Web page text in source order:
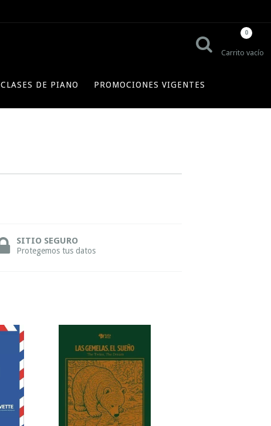
Carrito vacío
0
CLASES DE PIANO PROMOCIONES VIGENTES
SITIO SEGURO
Protegemos tus datos